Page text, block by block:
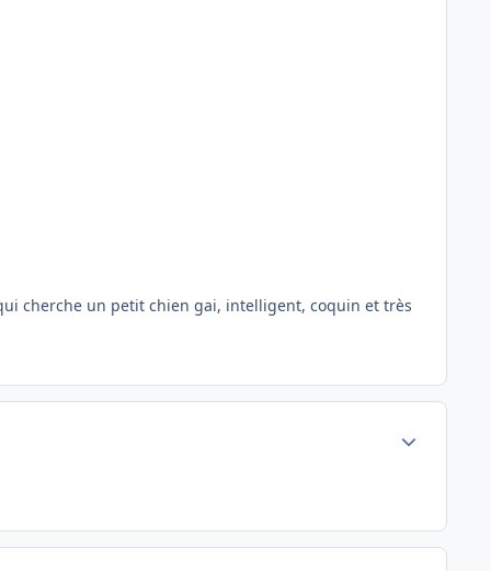
cherche un petit chien gai, intelligent, coquin et très